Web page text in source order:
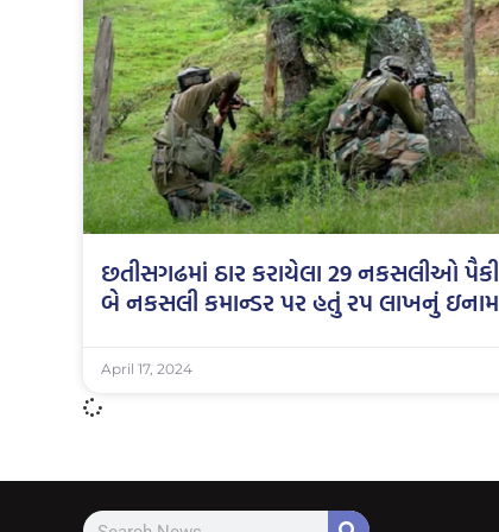
છતીસગઢમાં ઠાર કરાયેલા 29 નકસલીઓ પૈકી
બે નકસલી કમાન્ડર પર હતું રપ લાખનું ઇનામ
April 17, 2024